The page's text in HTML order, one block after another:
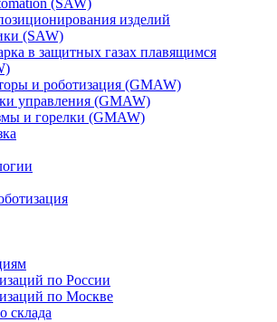
(SAW)
изделий
(SAW)
в защитных газах плавящимся
и роботизация (GMAW)
управления (GMAW)
и горелки (GMAW)
по России
по Москве
склада